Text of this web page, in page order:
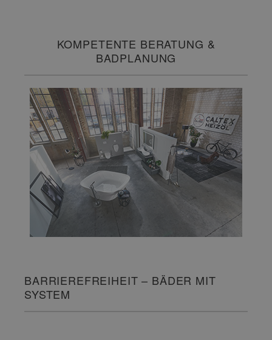
KOMPETENTE BERATUNG &
BADPLANUNG
BARRIEREFREIHEIT – BÄDER MIT
SYSTEM